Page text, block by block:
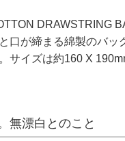
DRAWSTRING
口が締まる綿製のバッ
サイズは約160 X
無漂白とのこと